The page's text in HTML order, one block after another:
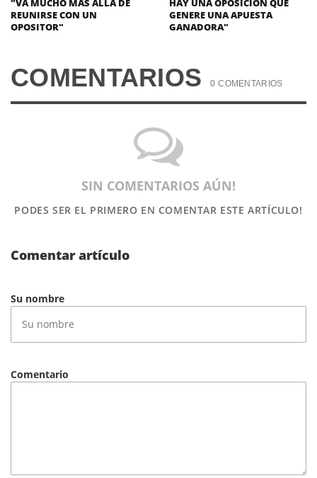
"VA MUCHO MÁS ALLÁ DE
REUNIRSE CON UN
OPOSITOR"
HAY UNA OPOSICIÓN QUE
GENERE UNA APUESTA
GANADORA"
COMENTARIOS 0 COMENTARIOS
SIN COMENTARIOS AÚN!
PODES SER EL PRIMERO EN COMENTAR ESTE ARTÍCULO!
Comentar artículo
Su nombre
Comentario